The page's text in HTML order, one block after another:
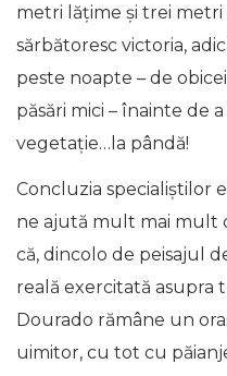
metri lățime și trei metri
sărbătoresc victoria,
peste noapte – de
păsări mici – înainte de
vegetație…la pândă!
Concluzia specialiștilor
ne ajută mult mai mult
că, dincolo de peisajul
reală exercitată asupra
Dourado rămâne un
uimitor, cu tot cu